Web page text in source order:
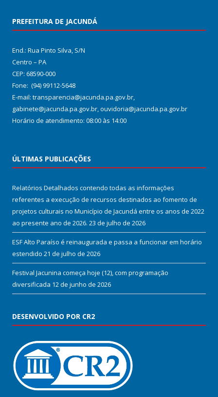
PREFEITURA DE JACUNDÁ
End.: Rua Pinto Silva, S/N
Centro – PA
CEP: 68590-000
Fone: (94) 99112-5648
E-mail: transparencia@jacunda.pa.gov.br,
gabinete@jacunda.pa.gov.br, ouvidoria@jacunda.pa.gov.br
Horário de atendimento: 08:00 às 14:00
ÚLTIMAS PUBLICAÇÕES
Relatórios Detalhados contendo todas as informações
referentes a execução de recursos destinados ao fomento de
projetos culturais no Município de Jacundá entre os anos de 2022
ao presente ano de 2026. 23 de julho de 2026
ESF Alto Paraíso é reinaugurada e passa a funcionar em horário
estendido 21 de julho de 2026
Festival Jacunina começa hoje (12), com programação
diversificada 12 de junho de 2026
DESENVOLVIDO POR CR2